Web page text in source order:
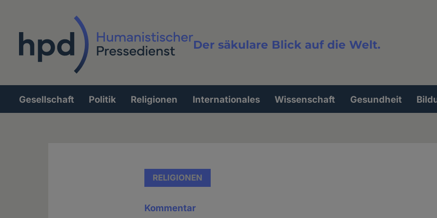
Der säkulare Blick auf die Welt.
Volltextsuche
Hauptnavigation
Gesellschaft Politik Religionen Internationales Wissenschaft Gesundheit
RELIGIONEN
Kommentar